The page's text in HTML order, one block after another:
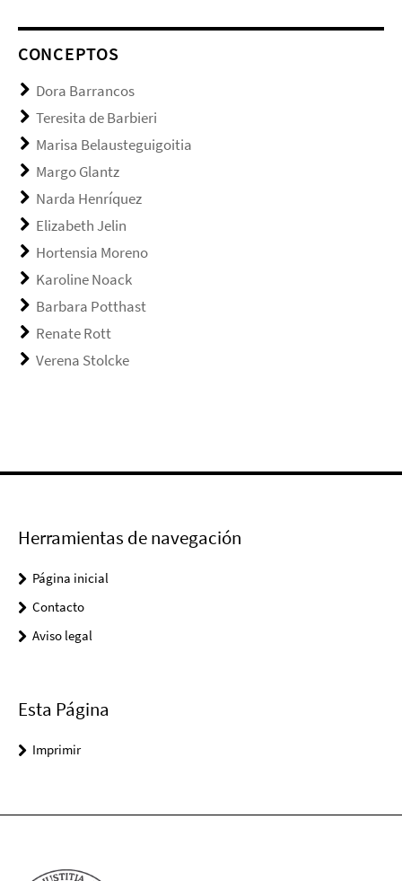
CONCEPTOS
Dora Barrancos
Teresita de Barbieri
Marisa Belausteguigoitia
Margo Glantz
Narda Henríquez
Elizabeth Jelin
Hortensia Moreno
Karoline Noack
Barbara Potthast
Renate Rott
Verena Stolcke
Herramientas de navegación
Página inicial
Contacto
Aviso legal
Esta Página
Imprimir